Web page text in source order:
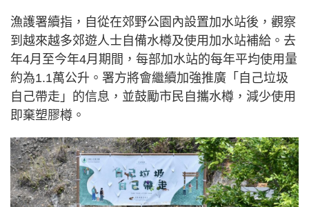
漁護署續指，自從在郊野公園內設置加水站後，觀察
到越來越多郊遊人士自備水樽及使用加水站補給。去
年4月至今年4月期間，每部加水站的每年平均使用量
約為1.1萬公升。署方將會繼續加強推廣「自己垃圾
自己帶走」的信息，並鼓勵市民自攜水樽，減少使用
即棄塑膠樽。